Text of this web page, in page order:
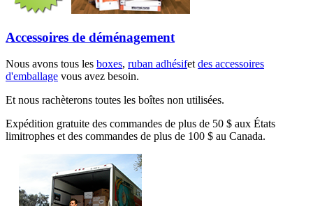
Accessoires de déménagement
Nous avons tous les boxes, ruban adhésifetdes accessoires
d'emballage vous avez besoin.
Et nous rachèterons toutes les boîtes non utilisées.
Expédition gratuite des commandes de plus de 50 $ aux États
limitrophes et des commandes de plus de 100 $ au Canada.